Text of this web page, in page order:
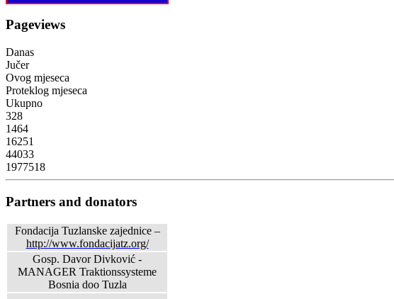
Pageviews
Danas
Jučer
Ovog mjeseca
Proteklog mjeseca
Ukupno
328
1464
16251
44033
1977518
Partners and donators
Fondacija Tuzlanske zajednice –
http://www.fondacijatz.org/
Gosp. Davor Divković -
MANAGER Traktionssysteme
Bosnia doo Tuzla